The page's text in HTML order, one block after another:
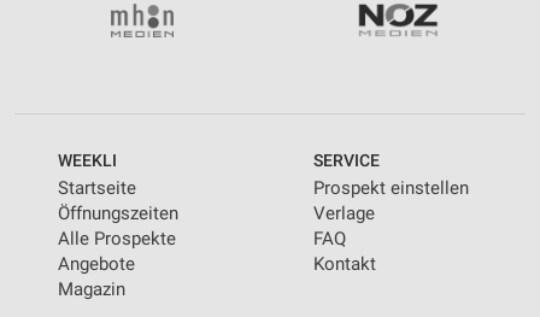
WEEKLI
Startseite
Öffnungszeiten
Alle Prospekte
Angebote
Magazin
SERVICE
Prospekt einstellen
Verlage
FAQ
Kontakt